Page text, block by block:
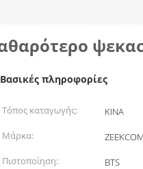
Βασικές πληροφορίες
Τόπος καταγωγής:
ΚΙΝΑ
Μάρκα:
ZEEKCOM
Πιστοποίηση:
BTS